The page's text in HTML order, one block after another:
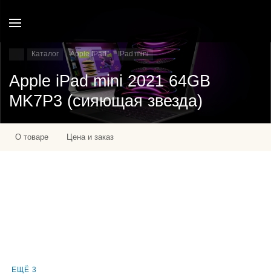
Каталог Apple IPad IPad mini
Apple iPad mini 2021 64GB
MK7P3 (сияющая звезда)
О товаре Цена и заказ
ЕЩЁ 3